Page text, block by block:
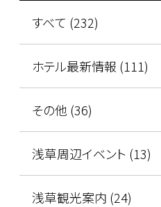
すべて (232)
ホテル最新情報 (111)
その他 (36)
浅草周辺イベント (13)
浅草観光案内 (24)